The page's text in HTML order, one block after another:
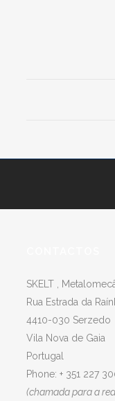
SKELT ,
Rua Estrada da
4410-030 Serzedo
Vila Nova de Gaia
Portugal
Phone: + 351 227
(chamada para a